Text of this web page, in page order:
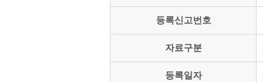
등록신고번호
자료구분
등록일자